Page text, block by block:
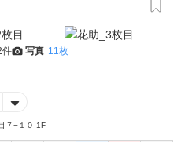
件 写真 11枚
７−１０ 1F